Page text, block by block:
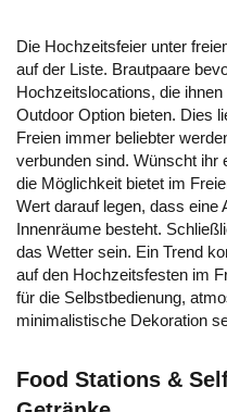
Die Hochzeitsfeier unter
auf der Liste. Brautpaare
Hochzeitslocations, die
Outdoor Option bieten. Dies
Freien immer beliebter
verbunden sind. Wünscht ihr
die Möglichkeit bietet im
Wert darauf legen, dass eine
Innenräume besteht.
das Wetter sein. Ein Trend
auf den Hochzeitsfesten im
für die Selbstbedienung,
minimalistische Dekoration
Food Stations &